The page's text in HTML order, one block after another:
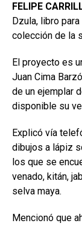
FELIPE
Dzula, libro
colección de la
El proyecto es
Juan Cima
de un ejemplar
disponible su
Explicó vía
dibujos a lápiz
los que se
venado, kitán,
selva maya.
Mencionó que